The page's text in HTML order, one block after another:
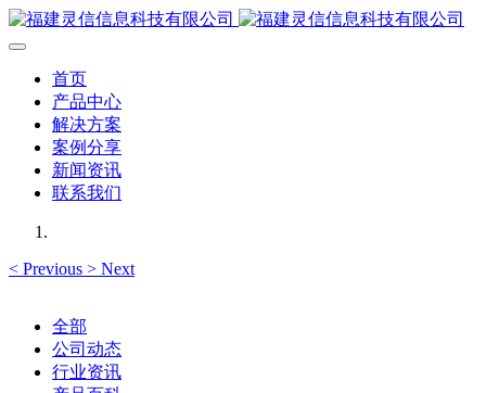
首页
产品中心
解决方案
案例分享
新闻资讯
联系我们
< Previous > Next
全部
公司动态
行业资讯